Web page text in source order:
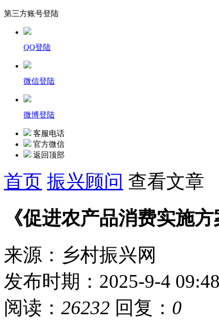
第三方账号登陆
QQ登陆
微信登陆
微博登陆
客服电话
官方微信
返回顶部
首页 振兴顾问 查看文章
《促进农产品消费实施
来源：乡村振兴网
发布时期：2025-9-4
阅读： 26232 回复： 0